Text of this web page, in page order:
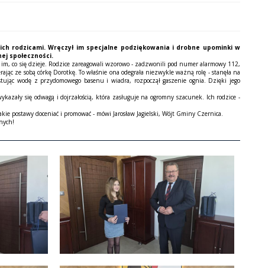
rodzicami. Wręczył im specjalne podziękowania i drobne upominki w
społeczności.
co się dzieje. Rodzice zareagowali wzorowo - zadzwonili pod numer alarmowy 112,
ze sobą córkę Dorotkę. To właśnie ona odegrała niezwykle ważną rolę - stanęła na
wodę z przydomowego basenu i wiadra, rozpoczął gaszenie ognia. Dzięki jego
się odwagą i dojrzałością, która zasługuje na ogromny szacunek. Ich rodzice -
doceniać i promować - mówi Jarosław Jagielski, Wójt Gminy Czernica.